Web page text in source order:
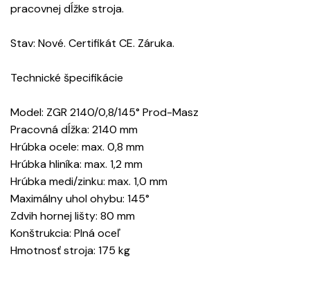
pracovnej dĺžke stroja.
Stav: Nové. Certifikát CE. Záruka.
Technické špecifikácie
Model: ZGR 2140/0,8/145° Prod-Masz
Pracovná dĺžka: 2140 mm
Hrúbka ocele: max. 0,8 mm
Hrúbka hliníka: max. 1,2 mm
Hrúbka medi/zinku: max. 1,0 mm
Maximálny uhol ohybu: 145°
Zdvih hornej lišty: 80 mm
Konštrukcia: Plná oceľ
Hmotnosť stroja: 175 kg